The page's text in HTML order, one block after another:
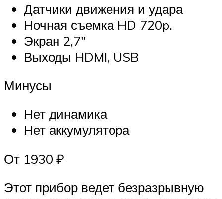
Датчики движения и удара
Ночная съемка HD 720p.
Экран 2,7″
Выходы HDMI, USB
Минусы
Нет динамика
Нет аккумулятора
От 1930 ₽
Этот прибор ведет безразрывную